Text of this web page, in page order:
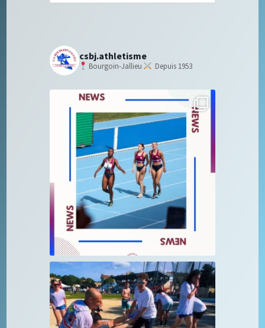
csbj.athletisme
Bourgoin-Jallieu Depuis 1953